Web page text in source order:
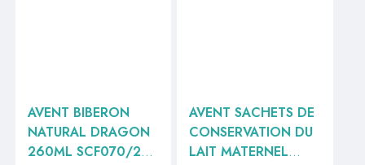
AVENT BIBERON
NATURAL DRAGON
260ML SCF070/24
AVENT SACHETS DE
CONSERVATION DU
LAIT MATERNEL